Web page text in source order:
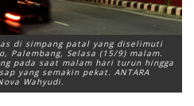
di simpang patal yang diselimuti
Palembang, Selasa (15/9) malam.
pada saat malam hari turun hingga
yang semakin pekat. ANTARA
Wahyudi.